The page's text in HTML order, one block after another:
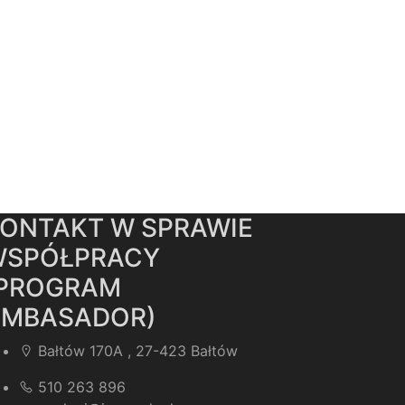
W SPRAWIE
Bałtów 170A , 27-423 Bałtów
510 263 896